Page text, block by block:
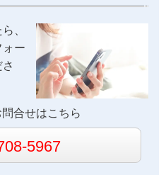
、
ォー
合せはこちら
5967